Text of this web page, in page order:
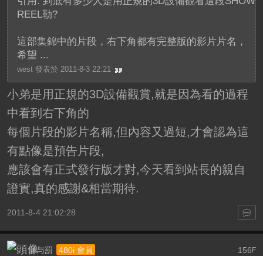
REEL勒?
這部集錦中的片段，右下角都有完整版的影片片名，
希望 ...
west 發表於 2011-8-3 22:21
小弟是用正規的3D設備觀賞,就是因為看的過程
中看到右下角的
每個片段的影片名稱,但內容又過短,才會認為這
有點像是預告片段,
應該會有正式發行版才對,今天看到站長的親自
證實,真的感謝&相當期待.
2011-8-4 21:02:28
156F
罪与罰 480i 會員